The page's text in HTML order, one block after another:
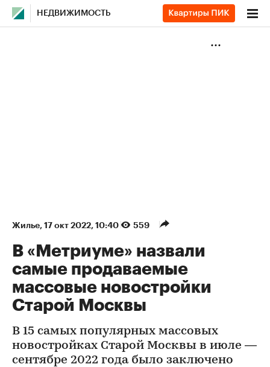
НЕДВИЖИМОСТЬ
Жилье⁠, 17 окт 2022, 10:40 559
В «Метриуме» назвали
самые продаваемые
массовые новостройки
Старой Москвы
В 15 самых популярных массовых
новостройках Старой Москвы в июле —
сентябре 2022 года было заключено